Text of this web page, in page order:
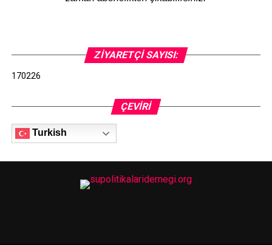
ZIYARETÇI SAYISI:
170226
ÇEVIRI
Turkish